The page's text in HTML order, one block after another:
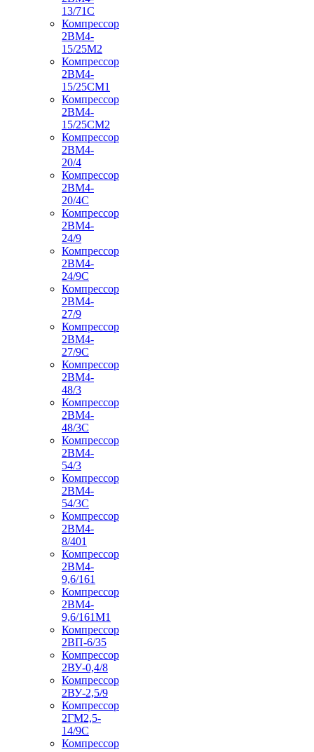
13/71С
Компрессор
2ВМ4-
15/25М2
Компрессор
2ВМ4-
15/25СМ1
Компрессор
2ВМ4-
15/25СМ2
Компрессор
2ВМ4-
20/4
Компрессор
2ВМ4-
20/4С
Компрессор
2ВМ4-
24/9
Компрессор
2ВМ4-
24/9С
Компрессор
2ВМ4-
27/9
Компрессор
2ВМ4-
27/9С
Компрессор
2ВМ4-
48/3
Компрессор
2ВМ4-
48/3С
Компрессор
2ВМ4-
54/3
Компрессор
2ВМ4-
54/3С
Компрессор
2ВМ4-
8/401
Компрессор
2ВМ4-
9,6/161
Компрессор
2ВМ4-
9,6/161М1
Компрессор
2ВП-6/35
Компрессор
2ВУ-0,4/8
Компрессор
2ВУ-2,5/9
Компрессор
2ГМ2,5-
14/9С
Компрессор